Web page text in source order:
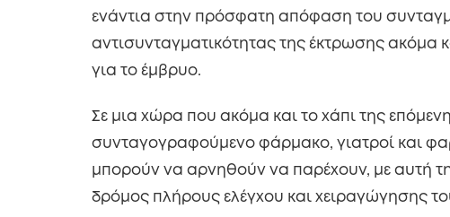
ενάντια στην πρόσφατη απόφαση του
αντισυνταγματικότητας της έκτρωσης ακόμα
για το έμβρυο.
Σε μια χώρα που ακόμα και το χάπι της
συνταγογραφούμενο φάρμακο, γιατροί και
μπορούν να αρνηθούν να παρέχουν, με αυτή
δρόμος πλήρους ελέγχου και χειραγώγησης